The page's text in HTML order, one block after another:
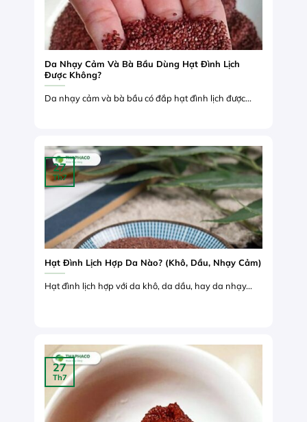
Da Nhạy Cảm Và Bà Bầu Dùng Hạt Đình Lịch
Được Không?
Da nhạy cảm và bà bầu có đắp hạt đình lịch được...
Hạt Đình Lịch Hợp Da Nào? (Khô, Dầu, Nhạy Cảm)
Hạt đình lịch hợp với da khô, da dầu, hay da nhạy...
27
Th7
27
Th7